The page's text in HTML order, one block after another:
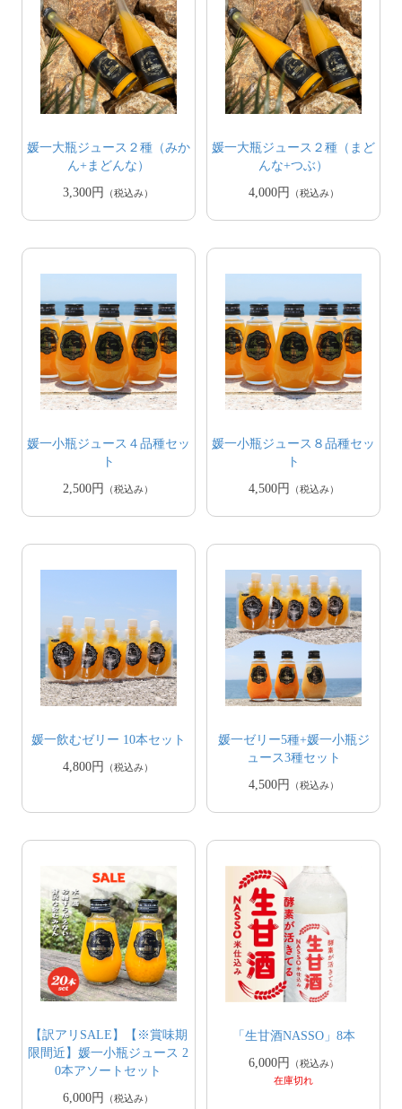
媛一大瓶ジュース２種（みか
ん+まどんな）
3,300円
（税込み）
媛一大瓶ジュース２種（まど
んな+つぶ）
4,000円
（税込み）
媛一小瓶ジュース４品種セッ
ト
2,500円
（税込み）
媛一小瓶ジュース８品種セッ
ト
4,500円
（税込み）
媛一飲むゼリー 10本セット
4,800円
（税込み）
媛一ゼリー5種+媛一小瓶ジ
ュース3種セット
4,500円
（税込み）
【訳アリSALE】【※賞味期
限間近】媛一小瓶ジュース 2
0本アソートセット
6,000円
（税込み）
「生甘酒NASSO」8本
6,000円
（税込み）
在庫切れ